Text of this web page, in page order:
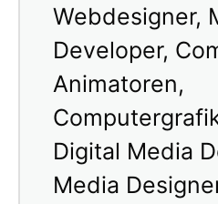
Webdesigner,
Developer,
Animatoren,
Digital Media
Media